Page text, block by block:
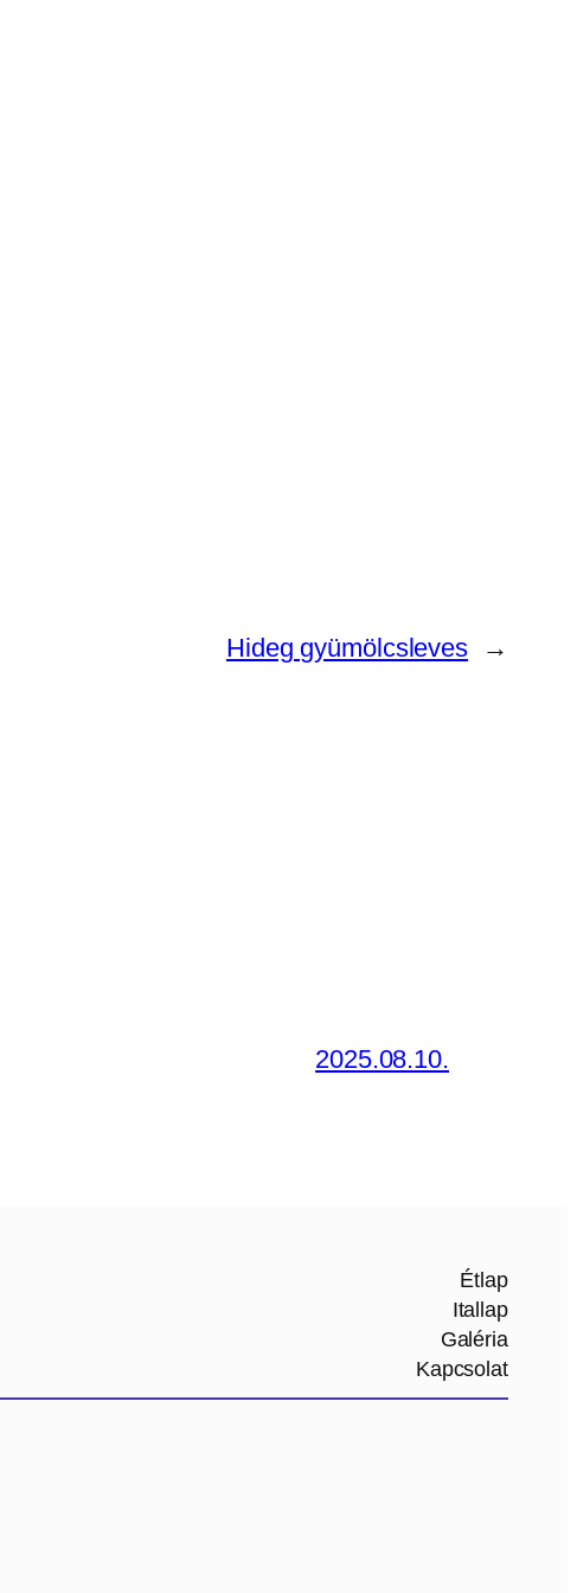
Hideg gyümölcsleves →
2025.08.10.
Étlap
Itallap
Galéria
Kapcsolat